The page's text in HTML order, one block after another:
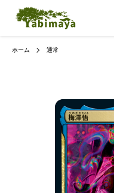
ホーム 通常